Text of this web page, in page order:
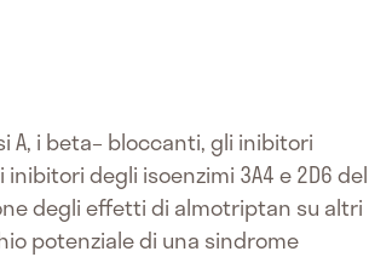
i beta– bloccanti, gli inibitori
degli isoenzimi 3A4 e 2D6 del
degli effetti di almotriptan su altri
potenziale di una sindrome